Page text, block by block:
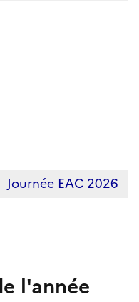
Journée EAC 2026
l'année